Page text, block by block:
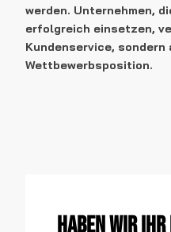
werden. Unternehmen,
erfolgreich einsetzen,
Kundenservice, sondern
Wettbewerbsposition.
Haben wir